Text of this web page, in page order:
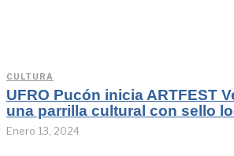
CULTURA
UFRO Pucón inicia ARTFEST
una parrilla cultural con sello
Enero 13, 2024